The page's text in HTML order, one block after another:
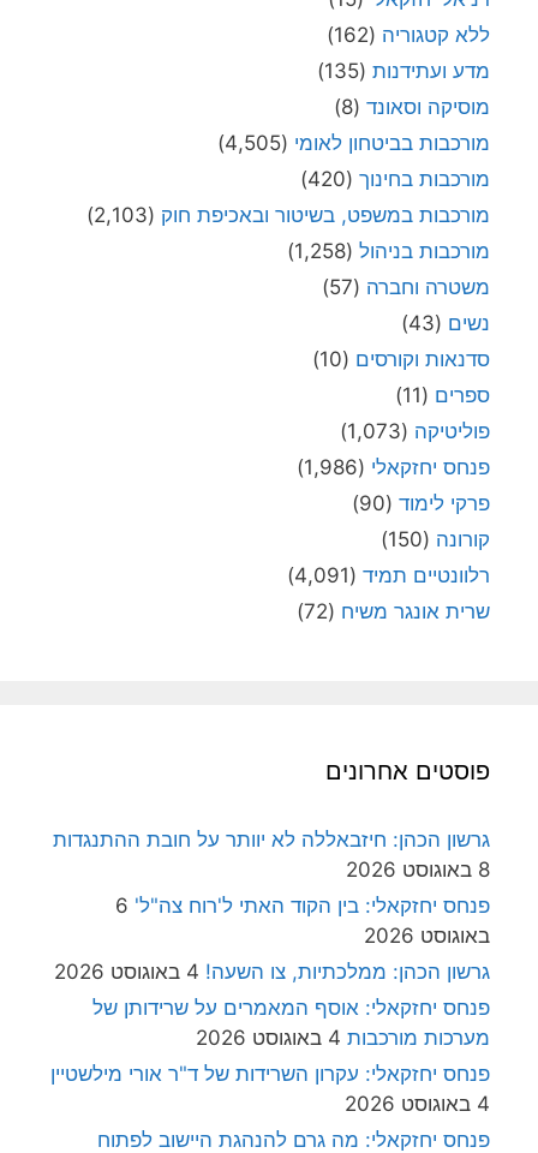
ללא קטגוריה (162)
מדע ועתידנות (135)
מוסיקה וסאונד (8)
מורכבות בביטחון לאומי (4,505)
מורכבות בחינוך (420)
מורכבות במשפט, בשיטור ובאכיפת חוק (2,103)
מורכבות בניהול (1,258)
משטרה וחברה (57)
נשים (43)
סדנאות וקורסים (10)
ספרים (11)
פוליטיקה (1,073)
פנחס יחזקאלי (1,986)
פרקי לימוד (90)
קורונה (150)
רלוונטיים תמיד (4,091)
שרית אונגר משיח (72)
פוסטים אחרונים
גרשון הכהן: חיזבאללה לא יוותר על חובת ההתנגדות
8 באוגוסט 2026
פנחס יחזקאלי: בין הקוד האתי ל'רוח צה"ל' 6
באוגוסט 2026
גרשון הכהן: ממלכתיות, צו השעה! 4 באוגוסט 2026
פנחס יחזקאלי: אוסף המאמרים על שרידותן של
מערכות מורכבות 4 באוגוסט 2026
פנחס יחזקאלי: עקרון השרידות של ד"ר אורי מילשטיין
4 באוגוסט 2026
פנחס יחזקאלי: מה גרם להנהגת היישוב לפתוח